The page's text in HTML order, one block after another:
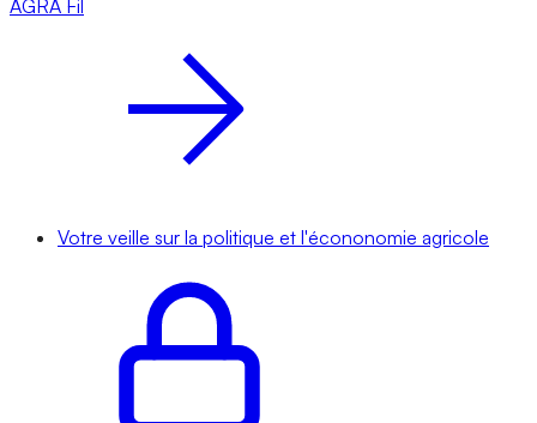
AGRA Fil
Votre veille sur la politique et l'écononomie agricole